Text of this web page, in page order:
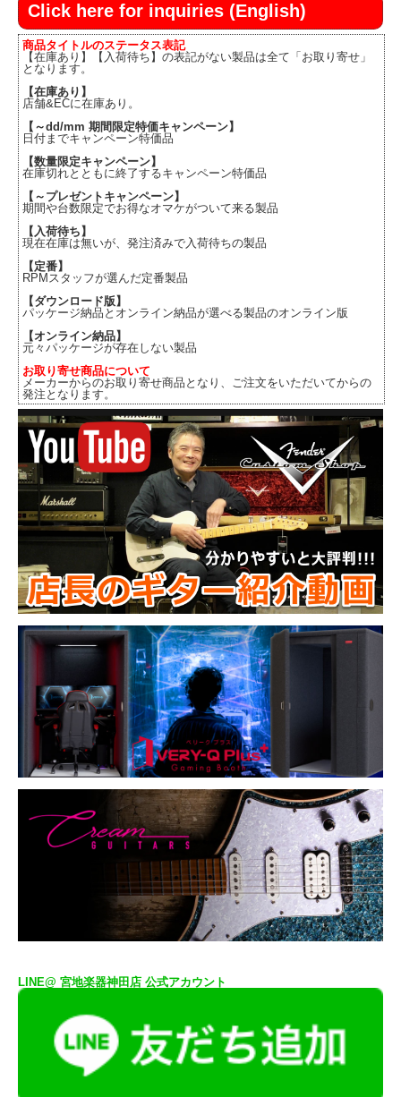
Click here for inquiries (English)
商品タイトルのステータス表記
【在庫あり】【入荷待ち】の表記がない製品は全て「お取り寄せ」
となります。
【在庫あり】
店舗&ECに在庫あり。
【～dd/mm 期間限定特価キャンペーン】
日付までキャンペーン特価品
【数量限定キャンペーン】
在庫切れとともに終了するキャンペーン特価品
【～プレゼントキャンペーン】
期間や台数限定でお得なオマケがついて来る製品
【入荷待ち】
現在在庫は無いが、発注済みで入荷待ちの製品
【定番】
RPMスタッフが選んだ定番製品
【ダウンロード版】
パッケージ納品とオンライン納品が選べる製品のオンライン版
【オンライン納品】
元々パッケージが存在しない製品
お取り寄せ商品について
メーカーからのお取り寄せ商品となり、ご注文をいただいてからの
発注となります。
LINE@ 宮地楽器神田店 公式アカウント